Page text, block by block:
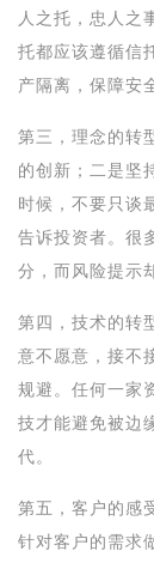
人之托，忠人之
托都应该遵循信
产隔离，保障安
第三，理念的转
的创新；二是坚
时候，不要只谈
告诉投资者。很
分，而风险提示
第四，技术的转
意不愿意，接不
规避。任何一家
技才能避免被边
代。
第五，客户的感
针对客户的需求